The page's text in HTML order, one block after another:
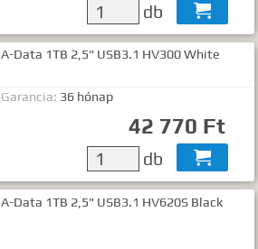
db 
A-Data 1TB 2,5" USB3.1 HV300 White
Garancia: 36 hónap
42 770 Ft
db 
A-Data 1TB 2,5" USB3.1 HV620S Black